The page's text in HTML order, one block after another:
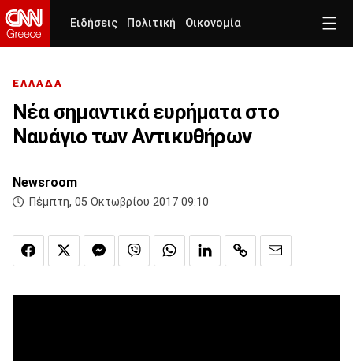
Ειδήσεις Πολιτική Οικονομία
ΕΛΛΑΔΑ
Νέα σημαντικά ευρήματα στο
Ναυάγιο των Αντικυθήρων
Newsroom
Πέμπτη, 05 Οκτωβρίου 2017 09:10